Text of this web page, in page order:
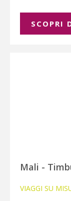
SCOPRI
Mali -
VIAGGI SU